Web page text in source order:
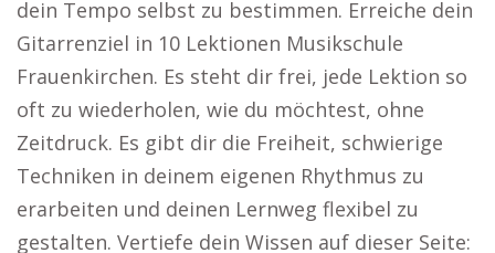
dein Tempo selbst zu bestimmen. Erreiche dein
Gitarrenziel in 10 Lektionen Musikschule
Frauenkirchen. Es steht dir frei, jede Lektion so
oft zu wiederholen, wie du möchtest, ohne
Zeitdruck. Es gibt dir die Freiheit, schwierige
Techniken in deinem eigenen Rhythmus zu
erarbeiten und deinen Lernweg flexibel zu
gestalten. Vertiefe dein Wissen auf dieser Seite: